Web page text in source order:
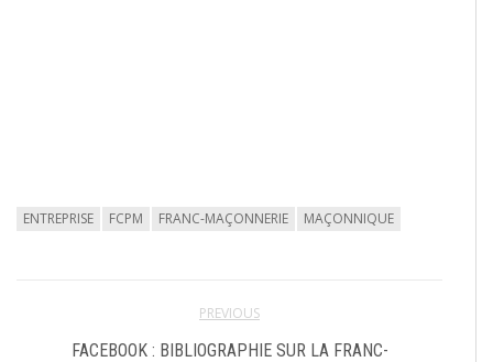
ENTREPRISE FCPM FRANC-MAÇONNERIE MAÇONNIQUE
PREVIOUS
FACEBOOK : BIBLIOGRAPHIE SUR LA FRANC-